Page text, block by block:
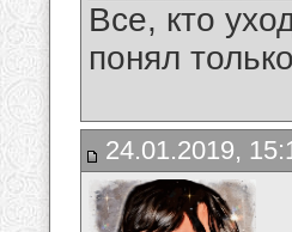
Все, кто
понял
24.01.2019,